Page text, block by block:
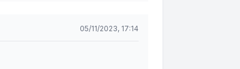
05/11/2023, 17:14